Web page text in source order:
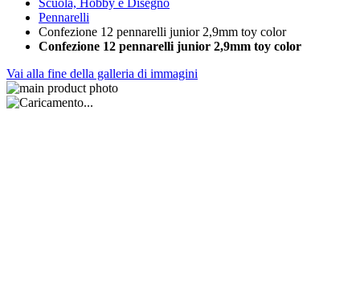
Pennarelli
Confezione 12 pennarelli junior 2,9mm toy color
Confezione 12 pennarelli junior 2,9mm toy color
Vai alla fine della galleria di immagini